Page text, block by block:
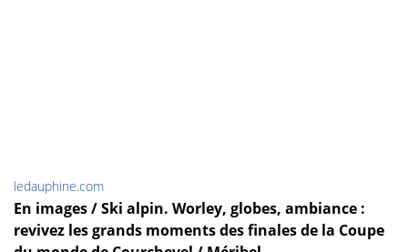
ledauphine.com
En images / Ski alpin. Worley, globes, ambiance :
revivez les grands moments des finales de la Coupe